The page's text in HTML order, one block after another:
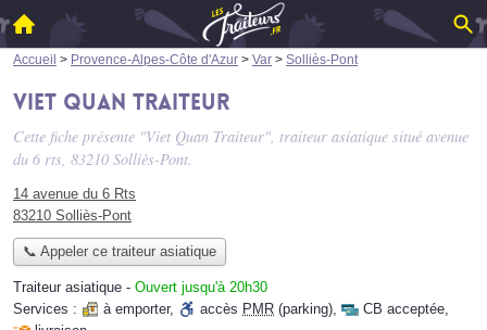
Accueil > Provence-Alpes-Côte d'Azur > Var > Solliès-Pont
Viet Quan Traiteur
Cette fiche présente "Viet Quan Traiteur", traiteur asiatique situé avenue
du 6 rts, 83210 Solliès-Pont.
14 avenue du 6 Rts
83210 Solliès-Pont
📞 Appeler ce traiteur asiatique
Traiteur asiatique - Ouvert jusqu'à 20h30
Services :
à emporter, accès PMR (parking), CB acceptée,